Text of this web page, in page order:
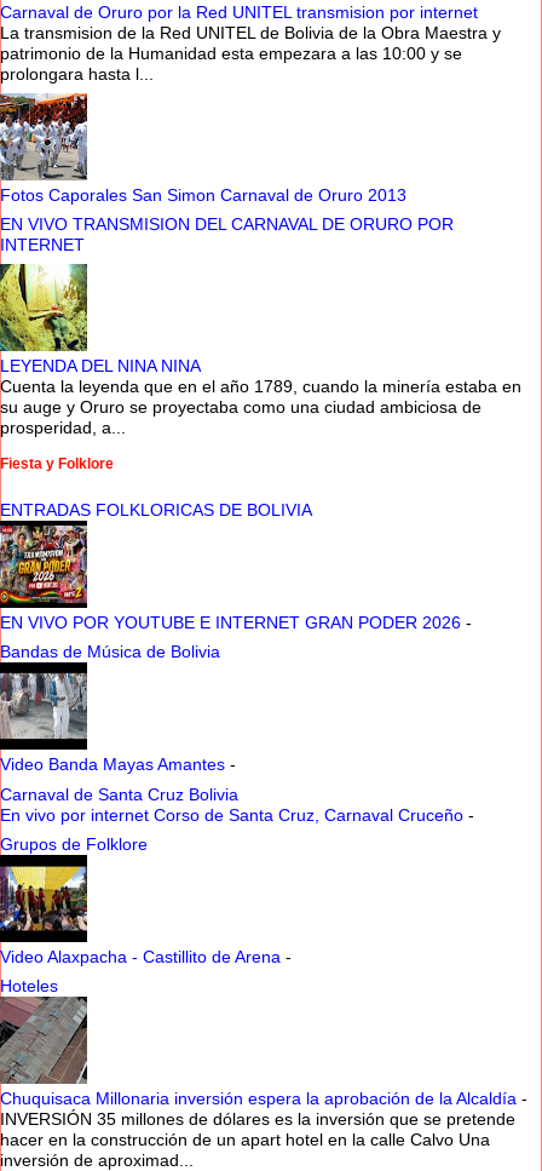
Carnaval de Oruro por la Red UNITEL transmision por internet
La transmision de la Red UNITEL de Bolivia de la Obra Maestra y
patrimonio de la Humanidad esta empezara a las 10:00 y se
prolongara hasta l...
Fotos Caporales San Simon Carnaval de Oruro 2013
EN VIVO TRANSMISION DEL CARNAVAL DE ORURO POR
INTERNET
LEYENDA DEL NINA NINA
Cuenta la leyenda que en el año 1789, cuando la minería estaba en
su auge y Oruro se proyectaba como una ciudad ambiciosa de
prosperidad, a...
Fiesta y Folklore
ENTRADAS FOLKLORICAS DE BOLIVIA
EN VIVO POR YOUTUBE E INTERNET GRAN PODER 2026 -
Bandas de Música de Bolivia
Video Banda Mayas Amantes -
Carnaval de Santa Cruz Bolivia
En vivo por internet Corso de Santa Cruz, Carnaval Cruceño -
Grupos de Folklore
Video Alaxpacha - Castillito de Arena -
Hoteles
Chuquisaca Millonaria inversión espera la aprobación de la Alcaldía -
INVERSIÓN 35 millones de dólares es la inversión que se pretende
hacer en la construcción de un apart hotel en la calle Calvo Una
inversión de aproximad...